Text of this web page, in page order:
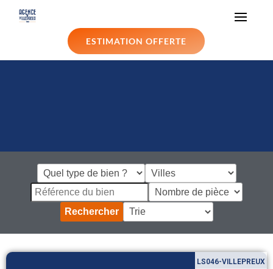
ESTIMATION OFFERTE
Rechercher
LS046-VILLEPREUX